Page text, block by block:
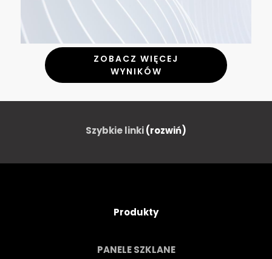
ZOBACZ WIĘCEJ
WYNIKÓW
Szybkie linki(rozwiń)
Produkty
PANELE SZKLANE